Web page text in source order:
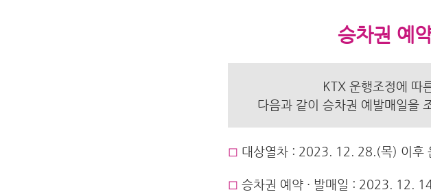
승차권 예
KTX 운행조정에 따
다음과 같이 승차권 예발매일을
◻︎ 대상열차 : 2023. 12. 28.(목) 이후
◻︎ 승차권 예약 · 발매일 : 2023. 12.